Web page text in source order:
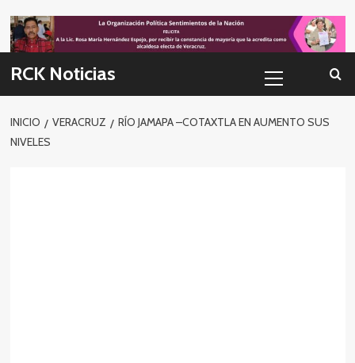
to
content
RCK Noticias
primario
INICIO VERACRUZ
RÍO JAMAPA –COTAXTLA EN AUMENTO SUS
NIVELES